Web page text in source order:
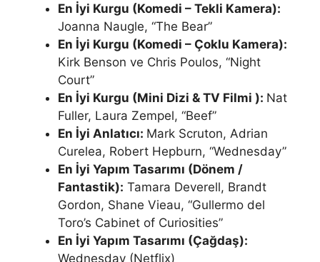
En İyi Kurgu (Komedi – Tekli Kamera):
Joanna Naugle, “The Bear”
En İyi Kurgu (Komedi – Çoklu Kamera):
Kirk Benson ve Chris Poulos, “Night
Court”
En İyi Kurgu (Mini Dizi & TV Filmi ): Nat
Fuller, Laura Zempel, “Beef”
En İyi Anlatıcı: Mark Scruton, Adrian
Curelea, Robert Hepburn, “Wednesday”
En İyi Yapım Tasarımı (Dönem /
Fantastik): Tamara Deverell, Brandt
Gordon, Shane Vieau, “Gullermo del
Toro’s Cabinet of Curiosities”
En İyi Yapım Tasarımı (Çağdaş):
Wednesday (Netflix)